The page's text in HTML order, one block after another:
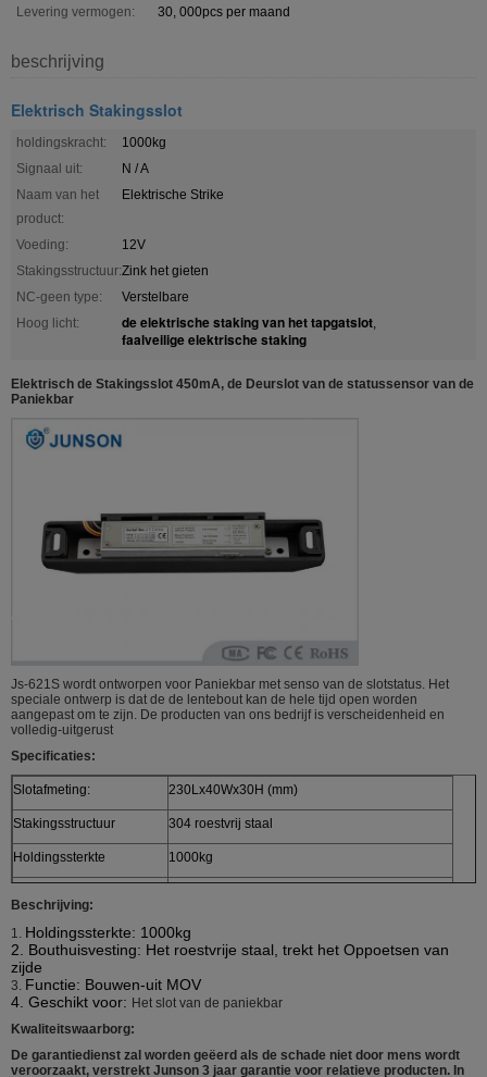
Levering vermogen:
30, 000pcs per maand
beschrijving
Elektrisch Stakingsslot
holdingskracht:
1000kg
Signaal uit:
N / A
Naam van het
product:
Elektrische Strike
Voeding:
12V
Stakingsstructuur:Zink het gieten
NC-geen type:
Verstelbare
Hoog licht:
de elektrische staking van het tapgatslot,
faalveilige elektrische staking
Elektrisch de Stakingsslot 450mA, de Deurslot van de statussensor van de
Paniekbar
Js-621S wordt ontworpen voor Paniekbar met senso van de slotstatus. Het
speciale ontwerp is dat de de lentebout kan de hele tijd open worden
aangepast om te zijn. De producten van ons bedrijf is verscheidenheid en
volledig-uitgerust
Specificaties:
Slotafmeting: 230Lx40Wx30H (mm)
Stakingsstructuur 304 roestvrij staal
Holdingssterkte 1000kg
Voltage: 12V (aangepaste) gelijkstroom/24V gelijkstroom
Stroom: 220mA
Beschikbaar slot Randslot, mechanisch slot
Geschikt voor
Speciaal ontwerp Pas slottong aan GEEN type aan
Beschrijving:
1. Holdingssterkte: 1000kg
2. Bouthuisvesting: Het roestvrije staal, trekt het Oppoetsen van
zijde
3. Functie: Bouwen-uit MOV
4. Geschikt voor: Het slot van de paniekbar
Kwaliteitswaarborg:
De garantiedienst zal worden geëerd als de schade niet door mens wordt
veroorzaakt, verstrekt Junson 3 jaar garantie voor relatieve producten. In